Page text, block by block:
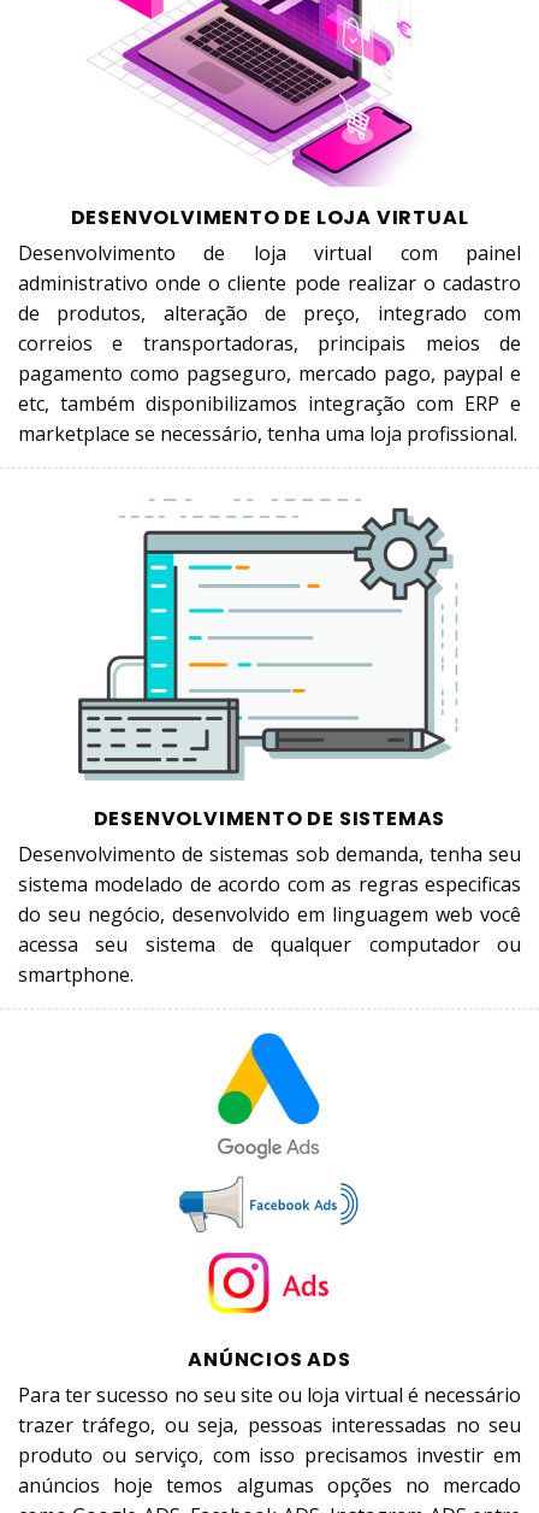
DESENVOLVIMENTO DE LOJA VIRTUAL
Desenvolvimento de loja virtual com painel
administrativo onde o cliente pode realizar o cadastro
de produtos, alteração de preço, integrado com
correios e transportadoras, principais meios de
pagamento como pagseguro, mercado pago, paypal e
etc, também disponibilizamos integração com ERP e
marketplace se necessário, tenha uma loja profissional.
DESENVOLVIMENTO DE SISTEMAS
Desenvolvimento de sistemas sob demanda, tenha seu
sistema modelado de acordo com as regras especificas
do seu negócio, desenvolvido em linguagem web você
acessa seu sistema de qualquer computador ou
smartphone.
ANÚNCIOS ADS
Para ter sucesso no seu site ou loja virtual é necessário
trazer tráfego, ou seja, pessoas interessadas no seu
produto ou serviço, com isso precisamos investir em
anúncios hoje temos algumas opções no mercado